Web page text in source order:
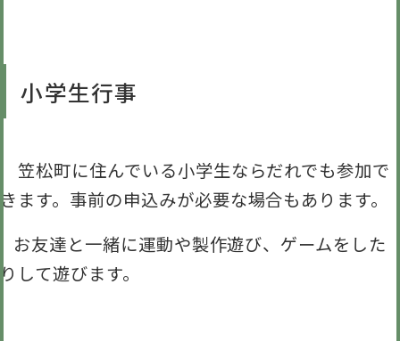
小学生行事
笠松町に住んでいる小学生ならだれでも参加で
きます。事前の申込みが必要な場合もあります。
お友達と一緒に運動や製作遊び、ゲームをした
りして遊びます。